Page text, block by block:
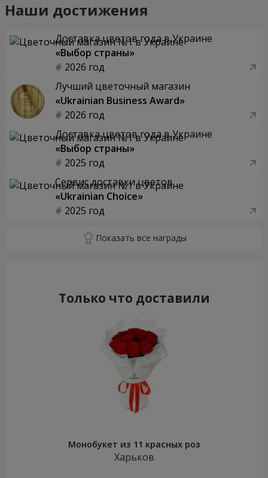
Наши достижения
Доставка цветов года в Украине
«Выбор страны»
2026 год
Лучший цветочный магазин
«Ukrainian Business Award»
2026 год
Доставка цветов года в Украине
«Выбор страны»
2025 год
Сервис доставки цветов
«Ukrainian Choice»
2025 год
Только что доставили
Монобукет из 11 красных роз
Харьков